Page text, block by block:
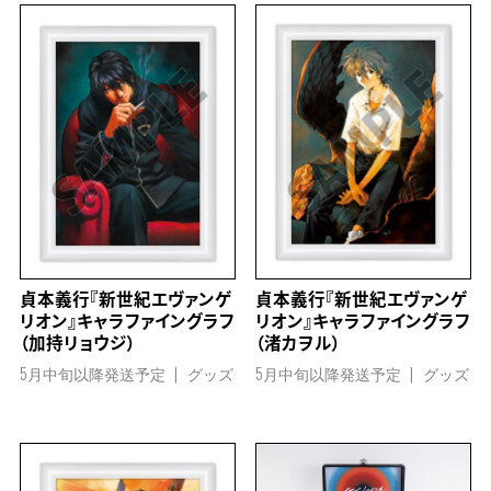
貞本義行『新世紀エヴァンゲ
リオン』キャラファイングラフ
（加持リョウジ）
5月中旬以降発送予定 グッズ
貞本義行『新世紀エヴァンゲ
リオン』キャラファイングラフ
（渚カヲル）
5月中旬以降発送予定 グッズ